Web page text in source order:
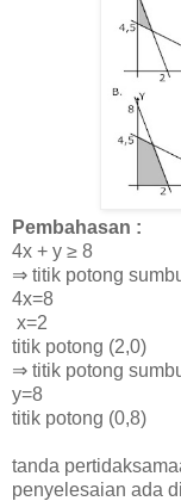
Pembahasan :
4x + y ≥ 8
⇒ titik potong
4x=8
x=2
titik potong (2,0)
⇒ titik potong
y=8
titik potong (0,8)
tanda
penyelesaian ada